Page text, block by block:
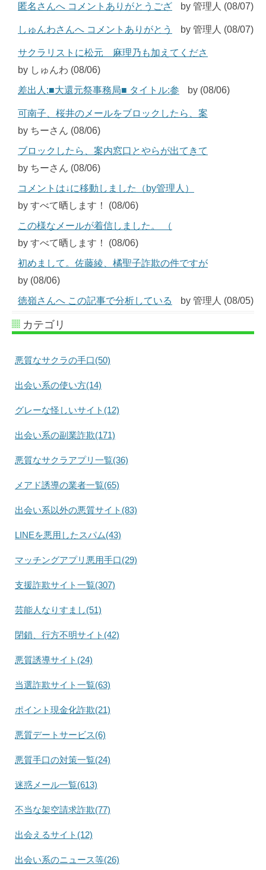
匿名さんへ コメントありがとうござ by 管理人 (08/07)
しゅんわさんへ コメントありがとう by 管理人 (08/07)
サクラリストに松元 麻理乃も加えてくださ
by しゅんわ (08/06)
差出人:■大還元祭事務局■ タイトル:参
by (08/06)
可南子、桜井のメールをブロックしたら、案
by ちーさん (08/06)
ブロックしたら、案内窓口とやらが出てきて
by ちーさん (08/06)
コメントは↓に移動しました（by管理人）
by すべて晒します！ (08/06)
この様なメールが着信しました。 （
by すべて晒します！ (08/06)
初めまして。佐藤綾、橘聖子詐欺の件ですが
by (08/06)
徳嶺さんへ この記事で分析している
by 管理人 (08/05)
カテゴリ
悪質なサクラの手口(50)
出会い系の使い方(14)
グレーな怪しいサイト(12)
出会い系の副業詐欺(171)
悪質なサクラアプリ一覧(36)
メアド誘導の業者一覧(65)
出会い系以外の悪質サイト(83)
LINEを悪用したスパム(43)
マッチングアプリ悪用手口(29)
支援詐欺サイト一覧(307)
芸能人なりすまし(51)
閉鎖、行方不明サイト(42)
悪質誘導サイト(24)
当選詐欺サイト一覧(63)
ポイント現金化詐欺(21)
悪質デートサービス(6)
悪質手口の対策一覧(24)
迷惑メール一覧(613)
不当な架空請求詐欺(77)
出会えるサイト(12)
出会い系のニュース等(26)